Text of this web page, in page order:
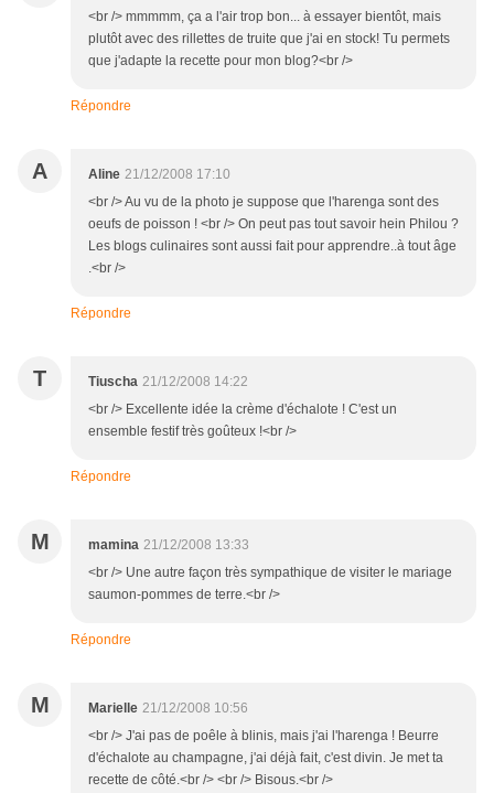
<br /> mmmmm, ça a l'air trop bon... à essayer bientôt, mais
plutôt avec des rillettes de truite que j'ai en stock! Tu permets
que j'adapte la recette pour mon blog?<br />
Répondre
A Aline 21/12/2008 17:10
<br /> Au vu de la photo je suppose que l'harenga sont des
oeufs de poisson ! <br /> On peut pas tout savoir hein Philou ?
Les blogs culinaires sont aussi fait pour apprendre..à tout âge
.<br />
Répondre
T Tiuscha 21/12/2008 14:22
<br /> Excellente idée la crème d'échalote ! C'est un
ensemble festif très goûteux !<br />
Répondre
M mamina 21/12/2008 13:33
<br /> Une autre façon très sympathique de visiter le mariage
saumon-pommes de terre.<br />
Répondre
M Marielle 21/12/2008 10:56
<br /> J'ai pas de poêle à blinis, mais j'ai l'harenga ! Beurre
d'échalote au champagne, j'ai déjà fait, c'est divin. Je met ta
recette de côté.<br /> <br /> Bisous.<br />